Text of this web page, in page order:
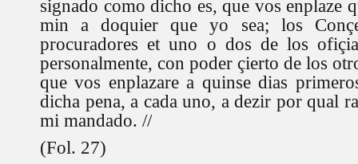
signado como dicho es, que vos enplaze
min a doquier que yo sea; los
procuradores et uno o dos de los
personalmente, con poder çierto de los
que vos enplazare a quinse dias
dicha pena, a cada uno, a dezir por qual
mi mandado. //
(Fol. 27)